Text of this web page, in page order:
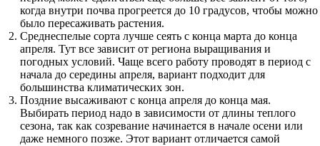
когда внутри почва прогреется до 10 градусов, чтобы можно
было пересаживать растения.
Среднеспелые сорта лучше сеять с конца марта до конца
апреля. Тут все зависит от региона выращивания и
погодных условий. Чаще всего работу проводят в период с
начала до середины апреля, вариант подходит для
большинства климатических зон.
Поздние высаживают с конца апреля до конца мая.
Выбирать период надо в зависимости от длины теплого
сезона, так как созревание начинается в начале осени или
даже немного позже. Этот вариант отличается самой